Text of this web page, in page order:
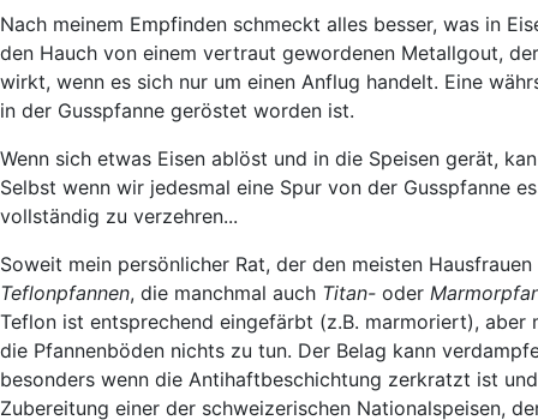
Nach meinem Empfinden schmeckt alles besser, was in
den Hauch von einem vertraut gewordenen Metallgout,
wirkt, wenn es sich nur um einen Anflug handelt. Eine
in der Gusspfanne geröstet worden ist.
Wenn sich etwas Eisen ablöst und in die Speisen gerät,
Selbst wenn wir jedesmal eine Spur von der Gusspfanne
vollständig zu verzehren...
Soweit mein persönlicher Rat, der den meisten
Teflonpfannen, die manchmal auch Titan- oder
Teflon ist entsprechend eingefärbt (z.B. marmoriert),
die Pfannenböden nichts zu tun. Der Belag kann
besonders wenn die Antihaftbeschichtung zerkratzt ist
Zubereitung einer der schweizerischen Nationalspeisen,